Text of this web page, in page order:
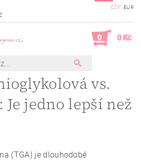
CZK EUR
0 0 Kč
vs.
jedno lepší než
(TGA) je dlouhodobě